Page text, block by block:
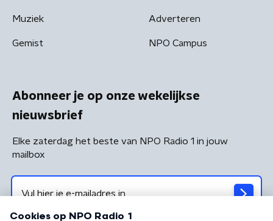
Muziek
Gemist
Adverteren
NPO Campus
Abonneer je op onze wekelijkse
nieuwsbrief
Elke zaterdag het beste van NPO Radio 1 in jouw
mailbox